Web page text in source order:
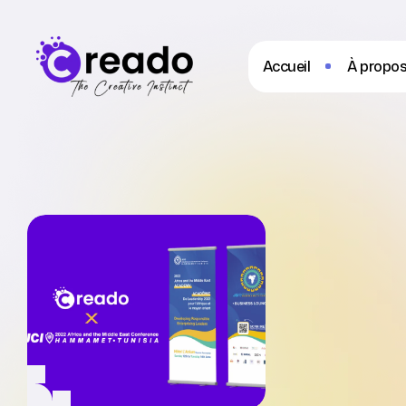
Accueil À